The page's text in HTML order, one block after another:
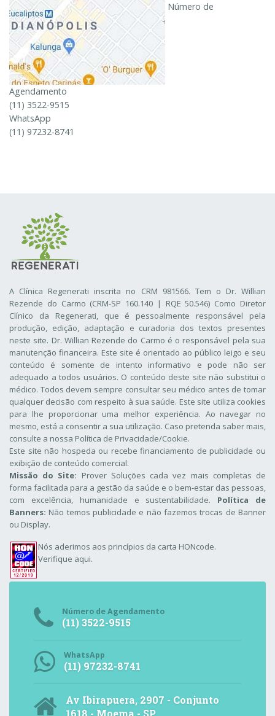
Número de
Agendamento
(11) 3522-9515
WhatsApp
(11) 97232-8741
A Clínica Regenerati inscrita no CRM 981566. Tem o Dr. Willian
Rezende do Carmo (CRM-SP 160.140 | RQE 50.546) Como Diretor
Clínico da Regenerati, que é pessoalmente responsável pela
produção, edição, adaptação e curadoria dos textos presentes
neste site. Dr. Willian Rezende do Carmo é o responsável pela sua
manutenção financeira. Este site é orientado ao público leigo e seu
conteúdo é somente de intento informativo e pode não ser
adequado a todos usuários. O conteúdo deste site não substitui o
médico. Todos devem sempre consultar seu médico antes de tomar
qualquer decisão com respeito à sua saúde. Este site utiliza cookies
para lhe proporcionar uma melhor experiência. Ao navegar no
mesmo, está a consentir a sua utilização. Caso pretenda saber mais,
consulte a nossa Política de Privacidade/Cookie.
Este site não hospeda ou recebe financiamento de publicidade ou
exibição de conteúdo comercial.
Missão do Site: Prover Soluções cada vez mais completas de
forma facilitada para a gestão da saúde e o bem-estar das pessoas,
com excelência, humanidade e sustentabilidade. Política de
Banners: Não temos publicidade e não fazemos trocas de Banner
ou Display.
Nós aderimos aos princípios da carta HONcode.
Verifique aqui.
Número de Agendamento
(11) 3522-9515
WhatsApp
(11) 97232-8741
Av Ibirapuera, 2907 - Conjunto
1618 - Moema - SP